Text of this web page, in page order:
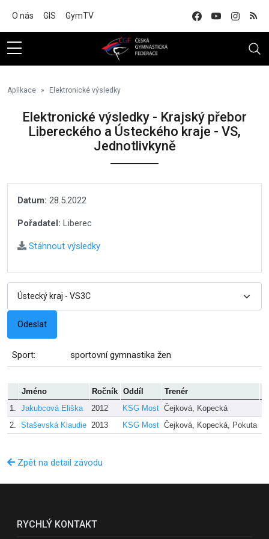
O nás GIS GymTV
Aplikace Elektronické výsledky
Elektronické výsledky - Krajský přebor
Libereckého a Ústeckého kraje - VS,
Jednotlivkyně
Datum: 28.5.2022
Pořadatel: Liberec
Stáhnout výsledky
Sport: sportovní gymnastika žen
Jméno Ročník Oddíl Trenér
1. Jakubcová Eliška 2012 KSG Most Čejková, Kopecká
2. Staševská Klaudie 2013 KSG Most Čejková, Kopecká, Pokuta
Zpět na detail závodu
RYCHLÝ KONTAKT